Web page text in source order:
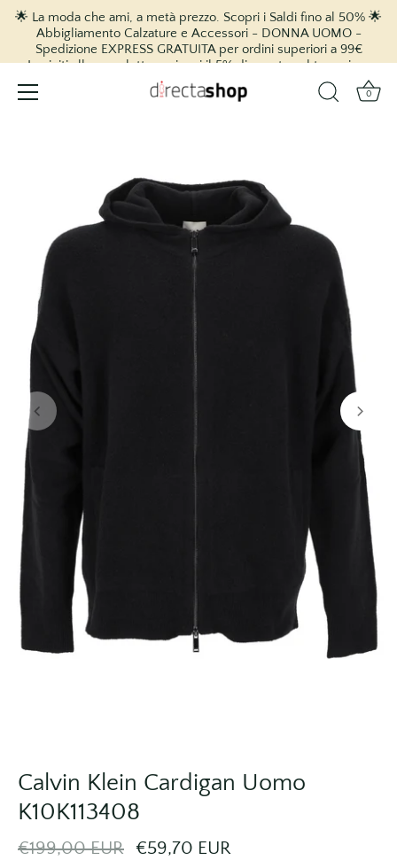
🌟 La moda che ami, a metà prezzo. Scopri i Saldi fino al 50% 🌟
Abbigliamento Calzature e Accessori - DONNA UOMO -
Spedizione EXPRESS GRATUITA per ordini superiori a 99€
Iscriviti alla newsletter e ricevi il 5% di sconto sul tuo primo
acquisto! 🎉
0
Calvin Klein Cardigan Uomo
K10K113408
€199,00 EUR €59,70 EUR